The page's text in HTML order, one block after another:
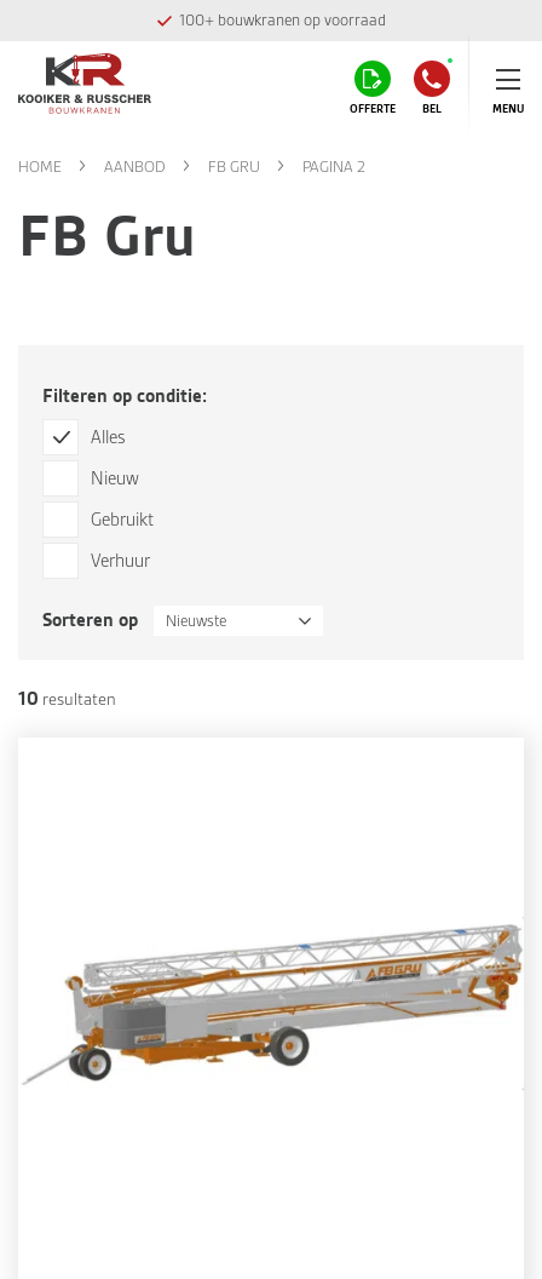
100+ bouwkranen op voorraad
OFFERTE BEL MENU
HOME AANBOD FB GRU PAGINA 2
FB Gru
Filteren op conditie:
Alles
Nieuw
Gebruikt
Verhuur
Sorteren op Nieuwste
10 resultaten